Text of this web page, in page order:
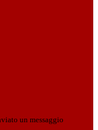
un messaggio